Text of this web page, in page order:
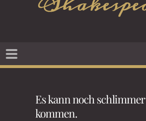
Es kann noch schlimmer
kommen.